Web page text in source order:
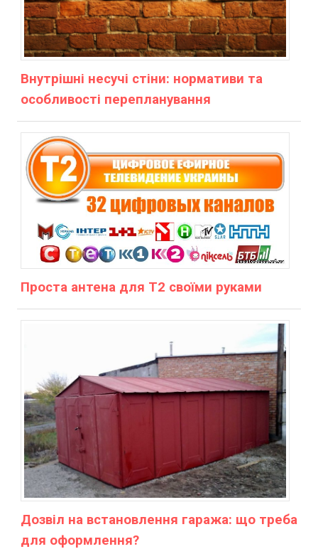
Внутрішні несучі стіни: нормативи та
особливості перепланування
Проста антена для Т2 своїми руками
Дозвіл на встановлення гаража: що треба
для оформлення?